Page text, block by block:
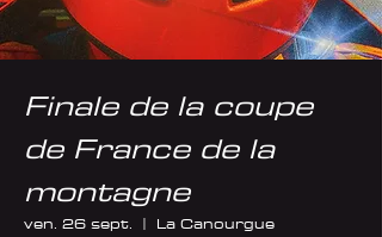
Finale de la coupe
de France de la
montagne
ven. 26 sept.
  |
La Canourgue